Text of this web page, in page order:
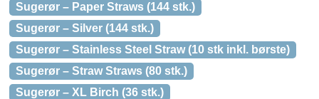
Sugerør – Paper Straws (144 stk.)
Sugerør – Silver (144 stk.)
Sugerør – Stainless Steel Straw (10 stk inkl. børste)
Sugerør – Straw Straws (80 stk.)
Sugerør – XL Birch (36 stk.)